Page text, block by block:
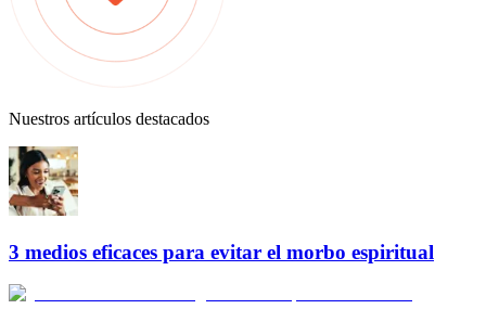
Nuestros artículos destacados
3 medios eficaces para evitar el morbo espiritual